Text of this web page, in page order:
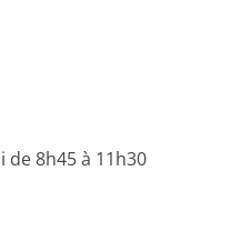
8h45 à 11h30